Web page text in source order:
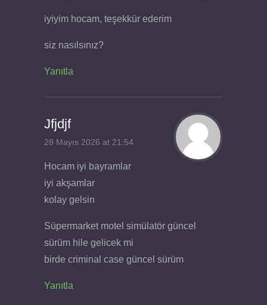
iyiyim hocam, teşekkür ederim
siz nasılsınız?
Yanıtla
Jfjdjf
28 Mayıs 2026 at 21:54
Hocam iyi bayramlar
iyi akşamlar
kolay gelsin
Süpermarket motel simülatör güncel
sürüm hile gelicek mi
birde criminal case güncel sürüm
Yanıtla